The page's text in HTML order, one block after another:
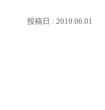
2019.06.01